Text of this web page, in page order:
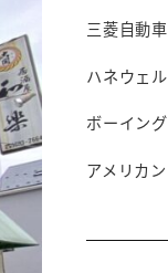
三菱自動
ハネウェ
ボーイン
アメリカ